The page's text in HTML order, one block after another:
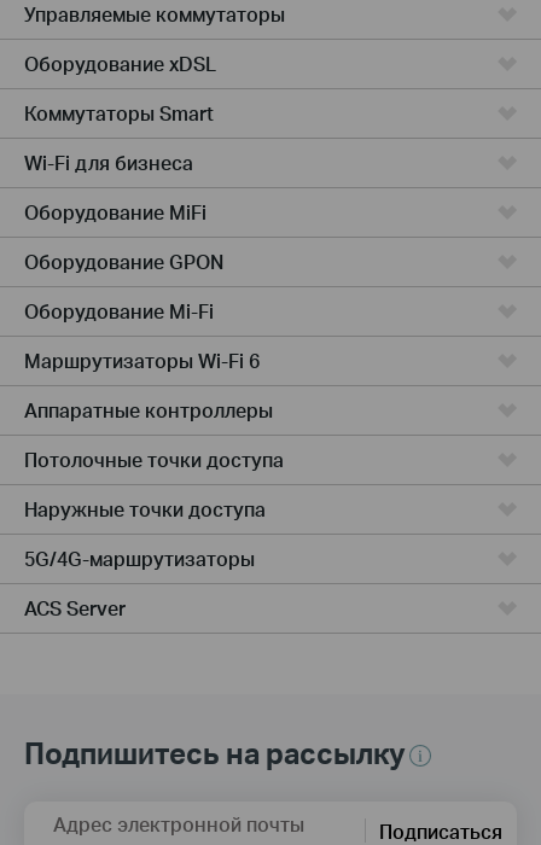
Управляемые коммутаторы
Оборудование xDSL
Коммутаторы Smart
Wi-Fi для бизнеса
Оборудование MiFi
Оборудование GPON
Оборудование Mi-Fi
Маршрутизаторы Wi-Fi 6
Аппаратные контроллеры
Потолочные точки доступа
Наружные точки доступа
5G/4G-маршрутизаторы
ACS Server
Подпишитесь на рассылку
Адрес электронной почты Подписаться